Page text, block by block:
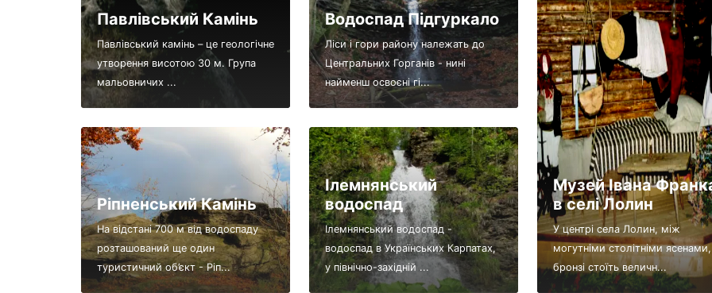
Павлівський Камінь
Павлівський камінь – це геологічне
утворення висотою 30 м. Група
мальовничих ...
Ріпненський Камінь
На відстані 700 м від водоспаду
розташований ще один
туристичний об’єкт - Ріп...
Водоспад Підгуркало
Ліси і гори району належать до
Центральних Горганів - нині
найменш освоєні гі...
Ілемнянський
водоспад
Ілемнянський водоспад -
водоспад в Українських Карпатах,
у північно-західній ...
Музей Івана
в селі Лолин
У центрі села Лолин, між
могутніми столітніми
бронзі стоїть величн...